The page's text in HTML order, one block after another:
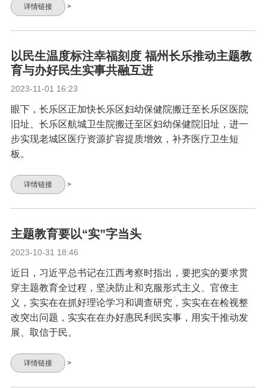
详情链接 >
以民生温度标注幸福刻度 福州长乐推动主题教
育与办好民生实事共融互进
2023-11-01 16:23
眼下，长乐区正加快长乐区妇幼保健院搬迁至长乐区医院
旧址、长乐区航城卫生院搬迁至区妇幼保健院旧址，进一
步实现老城区医疗资源扩容提质增效，补齐医疗卫生短
板。
详情链接 >
主题教育要以“实”字当头
2023-10-31 18:46
近日，习近平总书记在江西考察时指出，要把实的要求贯
穿主题教育全过程，坚决防止和克服形式主义、官僚主
义，实实在在抓好理论学习和调查研究，实实在在检视整
改突出问题，实实在在办好惠民利民实事，用实干推动发
展、取信于民。
详情链接 >